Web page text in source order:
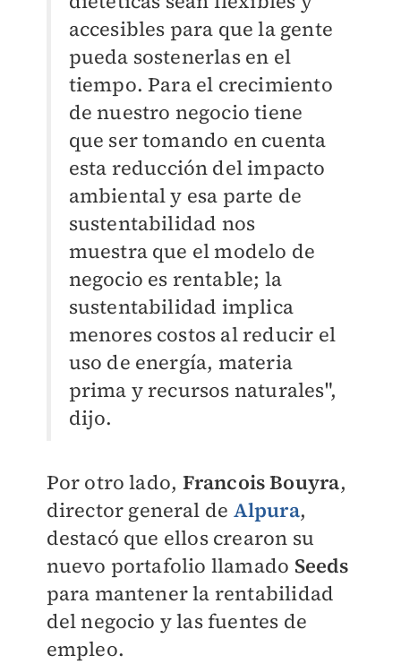
accesibles para que la gente
pueda sostenerlas en el
tiempo. Para el crecimiento
de nuestro negocio tiene
que ser tomando en cuenta
esta reducción del impacto
ambiental y esa parte de
sustentabilidad nos
muestra que el modelo de
negocio es rentable; la
sustentabilidad implica
menores costos al reducir el
uso de energía, materia
prima y recursos naturales",
dijo.
Por otro lado, Francois Bouyra,
director general de Alpura,
destacó que ellos crearon su
nuevo portafolio llamado Seeds
para mantener la rentabilidad
del negocio y las fuentes de
empleo.